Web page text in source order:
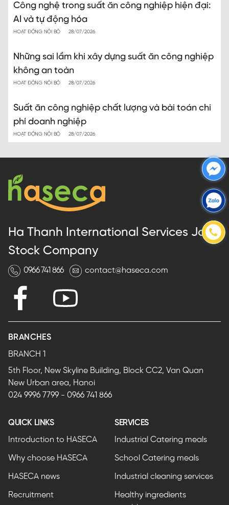
Công nghệ trong suất ăn công nghiệp hiện đại:
AI và tự động hóa
HOẠT ĐỘNG NỘI BỘ 28/07/2026
Những sai lầm khi xây dựng suất ăn công nghiệp
không an toàn
HOẠT ĐỘNG NỘI BỘ 28/07/2026
Suất ăn công nghiệp chất lượng và bài toán chi
phí doanh nghiệp
HOẠT ĐỘNG NỘI BỘ 28/07/2026
Ha Thanh International Services Joint
Stock Company
0966 741 866 contact@haseca.com
BRANCHES
BRANCH 1
5th Floor, New Skyline Building, Block CC2, Van Quan
New Urban area, Hanoi
024 9996 7799 - 0966 741 866
QUICK LINKS
Introduction to HASECA
Why choose HASECA
HASECA news
Recruitment
SERVICES
Industrial Catering meals
School Catering meals
Industrial cleaning services
Healthy ingredients